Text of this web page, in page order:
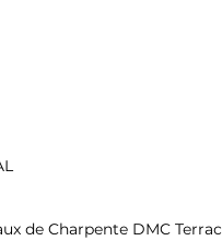
de Charpente DMC